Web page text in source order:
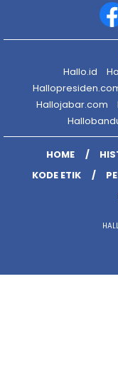
Hallo.id
Hallojabar.com
HOME
KODE ETIK